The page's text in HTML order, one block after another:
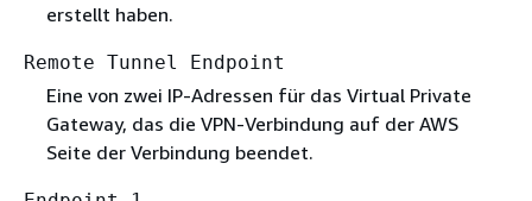
erstellt haben.
Remote Tunnel Endpoint
Eine von zwei IP-Adressen für das Virtual Private
Gateway, das die VPN-Verbindung auf der AWS
Seite der Verbindung beendet.